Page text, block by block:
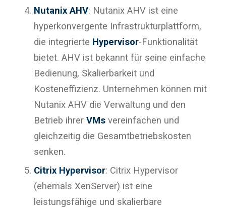
Nutanix AHV: Nutanix AHV ist eine
hyperkonvergente Infrastrukturplattform,
die integrierte Hypervisor-Funktionalität
bietet. AHV ist bekannt für seine einfache
Bedienung, Skalierbarkeit und
Kosteneffizienz. Unternehmen können mit
Nutanix AHV die Verwaltung und den
Betrieb ihrer VMsvereinfachen und
gleichzeitig die Gesamtbetriebskosten
senken.
Citrix Hypervisor: Citrix Hypervisor
(ehemals XenServer) ist eine
leistungsfähige und skalierbare